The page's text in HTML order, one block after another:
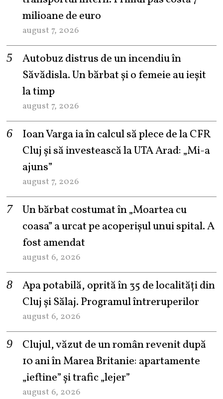
milioane de euro
august 7, 2026
Autobuz distrus de un incendiu în
Săvădisla. Un bărbat și o femeie au ieșit
la timp
august 7, 2026
Ioan Varga ia în calcul să plece de la CFR
Cluj și să investească la UTA Arad: „Mi-a
ajuns”
august 7, 2026
Un bărbat costumat în „Moartea cu
coasa” a urcat pe acoperișul unui spital. A
fost amendat
august 6, 2026
Apa potabilă, oprită în 35 de localități din
Cluj și Sălaj. Programul întreruperilor
august 6, 2026
Clujul, văzut de un român revenit după
10 ani în Marea Britanie: apartamente
„ieftine” și trafic „lejer”
august 6, 2026